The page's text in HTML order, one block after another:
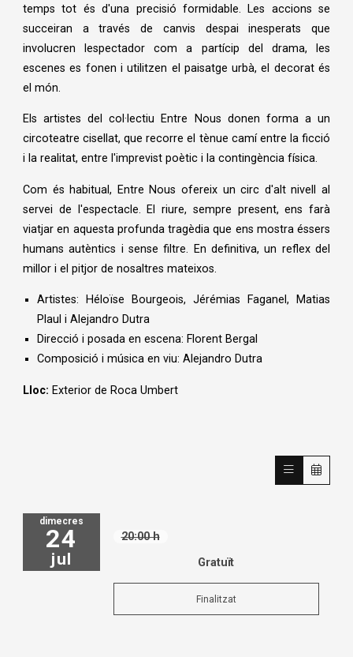
temps tot és d'una precisió formidable. Les accions se
succeiran a través de canvis despai inesperats que
involucren lespectador com a partícip del drama, les
escenes es fonen i utilitzen el paisatge urbà, el decorat és
el món.
Els artistes del col·lectiu Entre Nous donen forma a un
circoteatre cisellat, que recorre el tènue camí entre la ficció
i la realitat, entre l'imprevist poètic i la contingència física.
Com és habitual, Entre Nous ofereix un circ d'alt nivell al
servei de l'espectacle. El riure, sempre present, ens farà
viatjar en aquesta profunda tragèdia que ens mostra éssers
humans autèntics i sense filtre. En definitiva, un reflex del
millor i el pitjor de nosaltres mateixos.
Artistes: Héloïse Bourgeois, Jérémias Faganel, Matias
Plaul i Alejandro Dutra
Direcció i posada en escena: Florent Bergal
Composició i música en viu: Alejandro Dutra
Lloc: Exterior de Roca Umbert
dimecres
24
jul
20:00 h
Gratuït
Finalitzat